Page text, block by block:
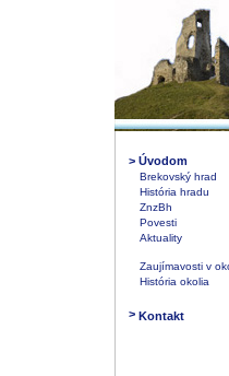
> Úvodom
Brekovský hrad
História hradu
ZnzBh
Povesti
Aktuality
Zaujímavosti v
História okolia
> Kontakt